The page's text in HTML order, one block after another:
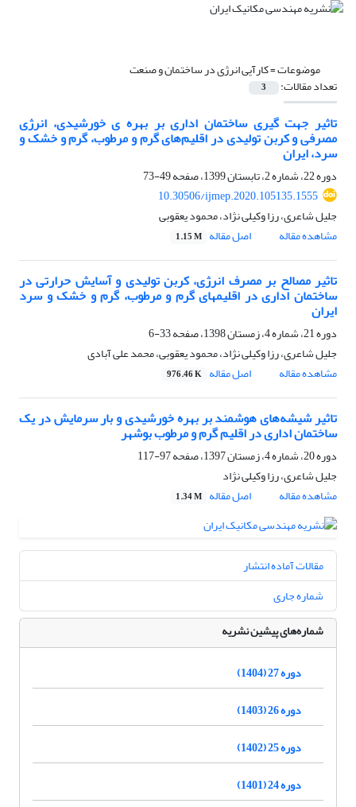
موضوعات =کارآیی انرژی در ساختمان و صنعت
تعداد مقالات: 3
تاثیر جهت گیری ساختمان اداری بر بهره ی خورشیدی، انرژی
مصرفی و کربن تولیدی در اقلیم‌های گرم و مرطوب، گرم و خشک و
سرد، ایران
دوره 22، شماره 2، تابستان 1399، صفحه
49-73
10.30506/ijmep.2020.105135.1555
جلیل شاعری، رزا وکیلی نژاد، محمود یعقوبی
مشاهده مقاله
اصل مقاله 1.15 M
تاثیر مصالح بر مصرف انرژی، کربن تولیدی و آسایش حرارتی در
ساختمان اداری در اقلیمهای گرم و مرطوب، گرم و خشک و سرد
ایران
دوره 21، شماره 4، زمستان 1398، صفحه
33-6
جلیل شاعری، رزا وکیلی نژاد، محمود یعقوبی، محمد علی آبادی
مشاهده مقاله
اصل مقاله 976.46 K
تاثیر شیشه‌های هوشمند بر بهره خورشیدی و بار سرمایش در یک
ساختمان اداری در اقلیم گرم و مرطوب بوشهر
دوره 20، شماره 4، زمستان 1397، صفحه
97-117
جلیل شاعری، رزا وکیلی نژاد
مشاهده مقاله
اصل مقاله 1.34 M
مقالات آماده انتشار
شماره جاری
شماره‌های پیشین نشریه
دوره 27 (1404)
دوره 26 (1403)
دوره 25 (1402)
دوره 24 (1401)